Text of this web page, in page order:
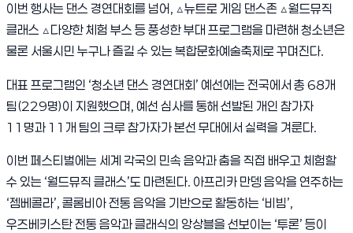
이번 행사는 댄스 경연대회를 넘어, △뉴트로 게임 댄스존 △월드뮤직
클래스 △다양한 체험 부스 등 풍성한 부대 프로그램을 마련해 청소년은
물론 서울시민 누구나 즐길 수 있는 복합문화예술축제로 꾸며진다.
대표 프로그램인 ‘청소년 댄스 경연대회’ 예선에는 전국에서 총 68개
팀(229명)이 지원했으며, 예선 심사를 통해 선발된 개인 참가자
11명과 11개 팀의 크루 참가자가 본선 무대에서 실력을 겨룬다.
이번 페스티벌에는 세계 각국의 민속 음악과 춤을 직접 배우고 체험할
수 있는 ‘월드뮤직 클래스’도 마련된다. 아프리카 만뎅 음악을 연주하는
‘젬베콜라’, 콜롬비아 전통 음악을 기반으로 활동하는 ‘비빔’,
우즈베키스탄 전통 음악과 클래식의 앙상블을 선보이는 ‘투론’ 등이